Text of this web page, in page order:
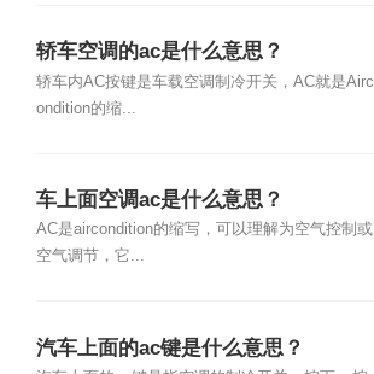
轿车空调的ac是什么意思？
轿车内AC按键是车载空调制冷开关，AC就是Airc
ondition的缩...
车上面空调ac是什么意思？
AC是aircondition的缩写，可以理解为空气控制或
空气调节，它...
汽车上面的ac键是什么意思？